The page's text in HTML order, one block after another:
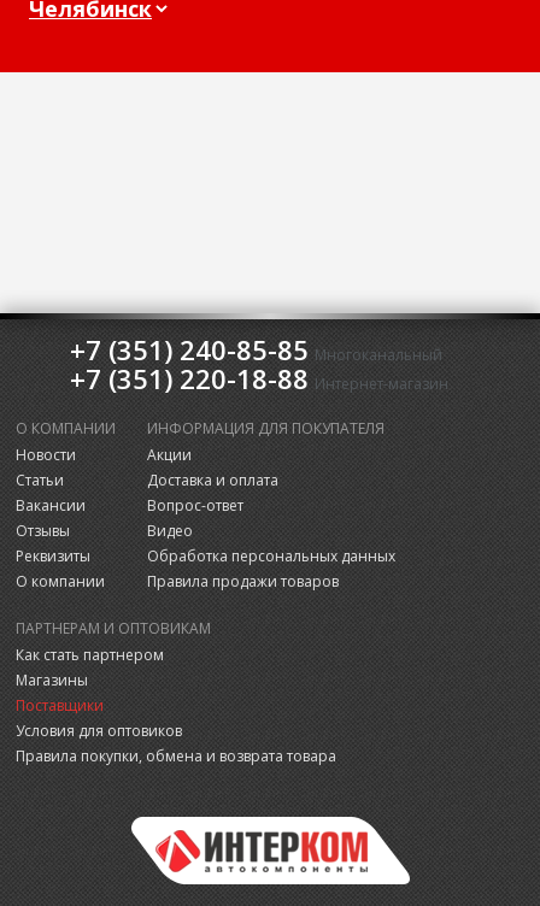
+7 (351) 240-85-85 Многоканальный
+7 (351) 220-18-88 Интернет-магазин
О КОМПАНИИ
Новости
Статьи
Вакансии
Отзывы
Реквизиты
О компании
ИНФОРМАЦИЯ ДЛЯ ПОКУПАТЕЛЯ
Акции
Доставка и оплата
Вопрос-ответ
Видео
Обработка персональных данных
Правила продажи товаров
ПАРТНЕРАМ И ОПТОВИКАМ
Как стать партнером
Магазины
Поставщики
Условия для оптовиков
Правила покупки, обмена и возврата товара